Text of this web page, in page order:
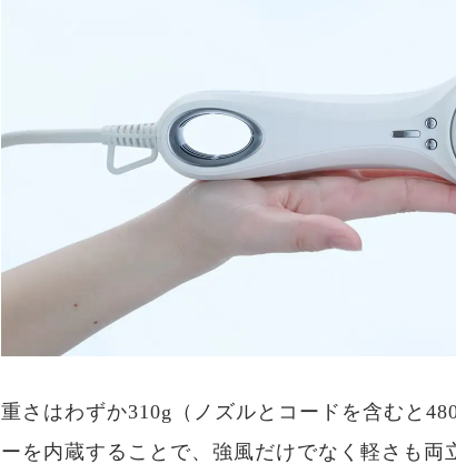
重さはわずか310g（ノズルとコードを含むと
ーを内蔵することで、強風だけでなく軽さも両